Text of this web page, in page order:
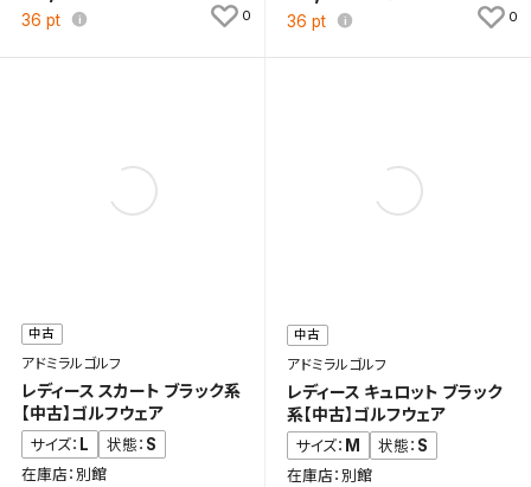
36 pt 0 36 pt 0
中古
アドミラルゴルフ
レディース スカート ブラック系
【中古】ゴルフウェア
サイズ： L 状態： S
在庫店：別館
中古
アドミラルゴルフ
レディース キュロット ブラック
系【中古】ゴルフウェア
サイズ： M 状態： S
在庫店：別館
新着通知を「する」にすると、この条件に一致する商品
条件を変更したい場合は、マイページの「保存検索条
件一覧」から画面を表示し、条件を変更の上、保存し直
してください。
保存する
これまで保存した検索条件は、マイページの「保存検
索条件一覧」で確認できます。